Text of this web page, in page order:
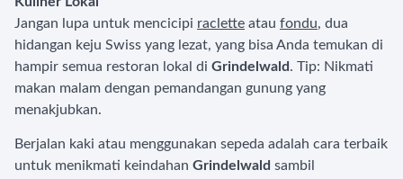
Jangan lupa untuk mencicipi raclette atau fondu, dua
hidangan keju Swiss yang lezat, yang bisa Anda temukan di
hampir semua restoran lokal di Grindelwald . Tip: Nikmati
makan malam dengan pemandangan gunung yang
menakjubkan.
Berjalan kaki atau menggunakan sepeda adalah cara terbaik
untuk menikmati keindahan Grindelwald sambil